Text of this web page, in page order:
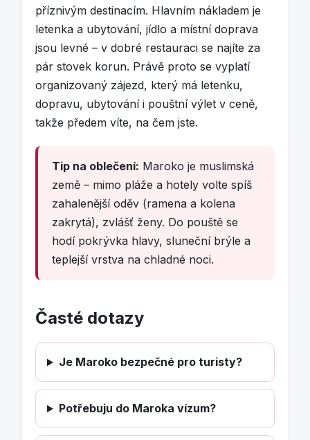
příznivým destinacím. Hlavním nákladem je
letenka a ubytování, jídlo a místní doprava
jsou levné – v dobré restauraci se najíte za
pár stovek korun. Právě proto se vyplatí
organizovaný zájezd, který má letenku,
dopravu, ubytování i pouštní výlet v ceně,
takže předem víte, na čem jste.
Tip na oblečení: Maroko je muslimská
země – mimo pláže a hotely volte spíš
zahalenější oděv (ramena a kolena
zakrytá), zvlášť ženy. Do pouště se
hodí pokrývka hlavy, sluneční brýle a
teplejší vrstva na chladné noci.
Časté dotazy
Je Maroko bezpečné pro turisty?
Potřebuju do Maroka vízum?